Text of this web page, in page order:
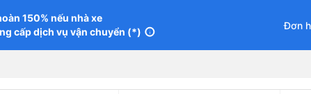
150% nếu nhà xe
cấp dịch vụ vận chuyển (*) info
Đơn